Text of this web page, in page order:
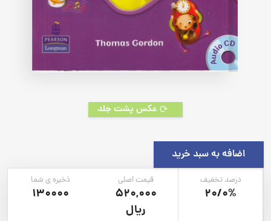
عکس پشت جلد
اضافه به سبد خرید
درصد تخفیف
20/0%
قیمت اصلی
520,000
ریال
ذخیره ی شما
130000